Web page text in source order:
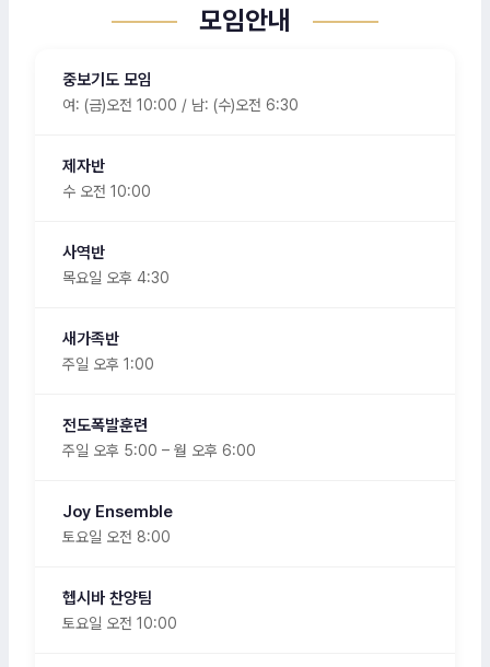
모임안내
중보기도 모임
여: (금)오전 10:00 / 남: (수)오전 6:30
제자반
수 오전 10:00
사역반
목요일 오후 4:30
새가족반
주일 오후 1:00
전도폭발훈련
주일 오후 5:00 – 월 오후 6:00
Joy Ensemble
토요일 오전 8:00
헵시바 찬양팀
토요일 오전 10:00